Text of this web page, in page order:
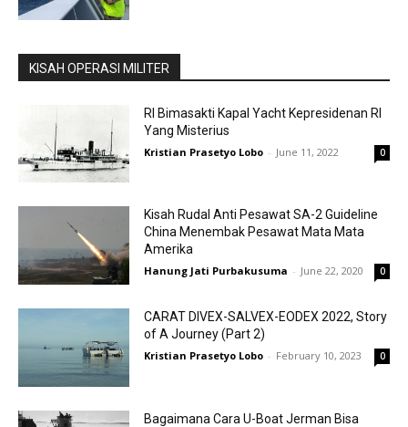
KISAH OPERASI MILITER
RI Bimasakti Kapal Yacht Kepresidenan RI
Yang Misterius
Kristian Prasetyo Lobo - June 11, 2022 0
Kisah Rudal Anti Pesawat SA-2 Guideline
China Menembak Pesawat Mata Mata
Amerika
Hanung Jati Purbakusuma - June 22, 2020 0
CARAT DIVEX-SALVEX-EODEX 2022, Story
of A Journey (Part 2)
Kristian Prasetyo Lobo - February 10, 2023 0
Bagaimana Cara U-Boat Jerman Bisa